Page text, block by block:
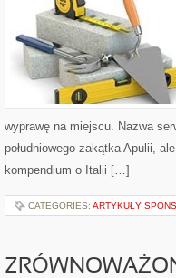
wyprawę na miejscu. Nazwa
południowego zakątka Apulii,
kompendium o Italii […]
CATEGORIES: ARTYKUŁY